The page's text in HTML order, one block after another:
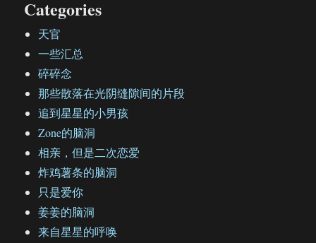
Categories
天官
一些汇总
碎碎念
那些散落在光阴缝隙间的片段
追到星星的小男孩
Zone的脑洞
相亲，但是二次恋爱
炸鸡薯条的脑洞
只是爱你
姜姜的脑洞
来自星星的呼唤